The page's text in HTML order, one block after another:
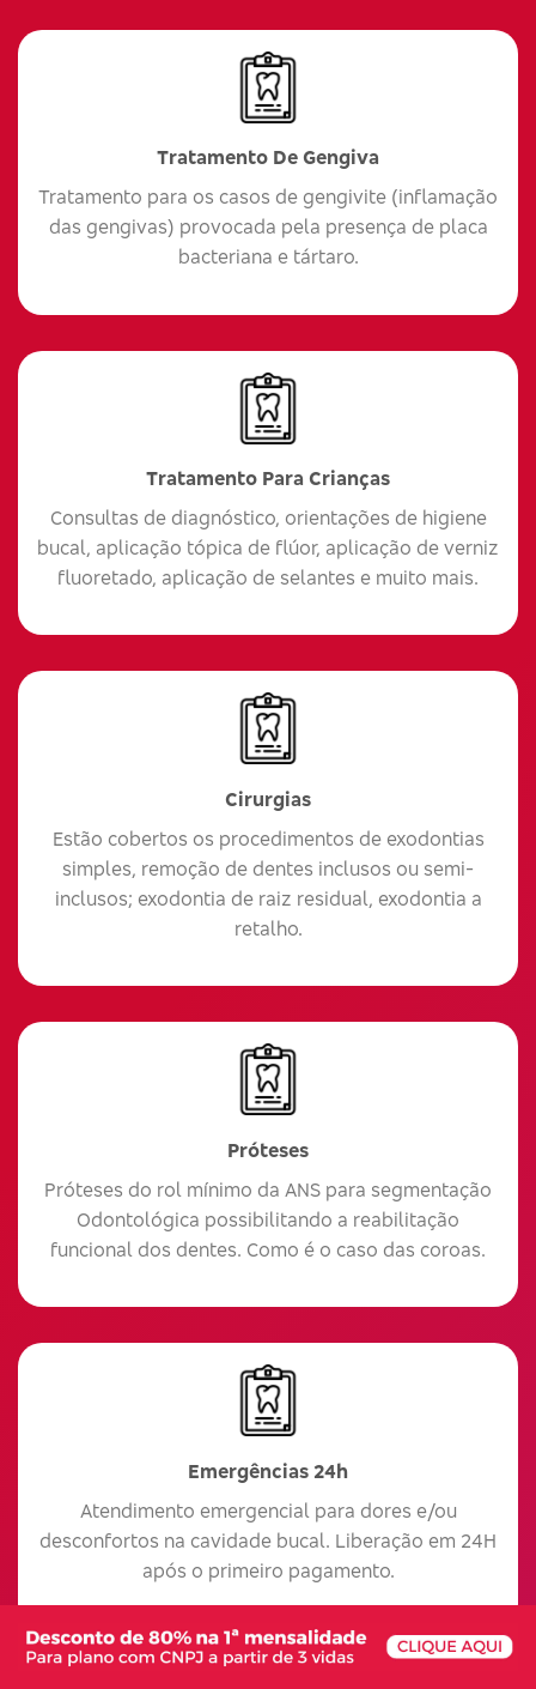
Tratamento De Gengiva
Tratamento para os casos de gengivite (inflamação
das gengivas) provocada pela presença de placa
bacteriana e tártaro.
Tratamento Para Crianças
Consultas de diagnóstico, orientações de higiene
bucal, aplicação tópica de flúor, aplicação de verniz
fluoretado, aplicação de selantes e muito mais.
Cirurgias
Estão cobertos os procedimentos de exodontias
simples, remoção de dentes inclusos ou semi-
inclusos; exodontia de raiz residual, exodontia a
retalho.
Próteses
Próteses do rol mínimo da ANS para segmentação
Odontológica possibilitando a reabilitação
funcional dos dentes. Como é o caso das coroas.
Emergências 24h
Atendimento emergencial para dores e/ou
desconfortos na cavidade bucal. Liberação em 24H
após o primeiro pagamento.